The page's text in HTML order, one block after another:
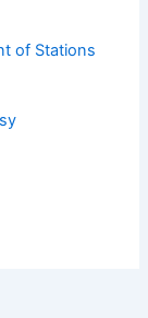
of Stations